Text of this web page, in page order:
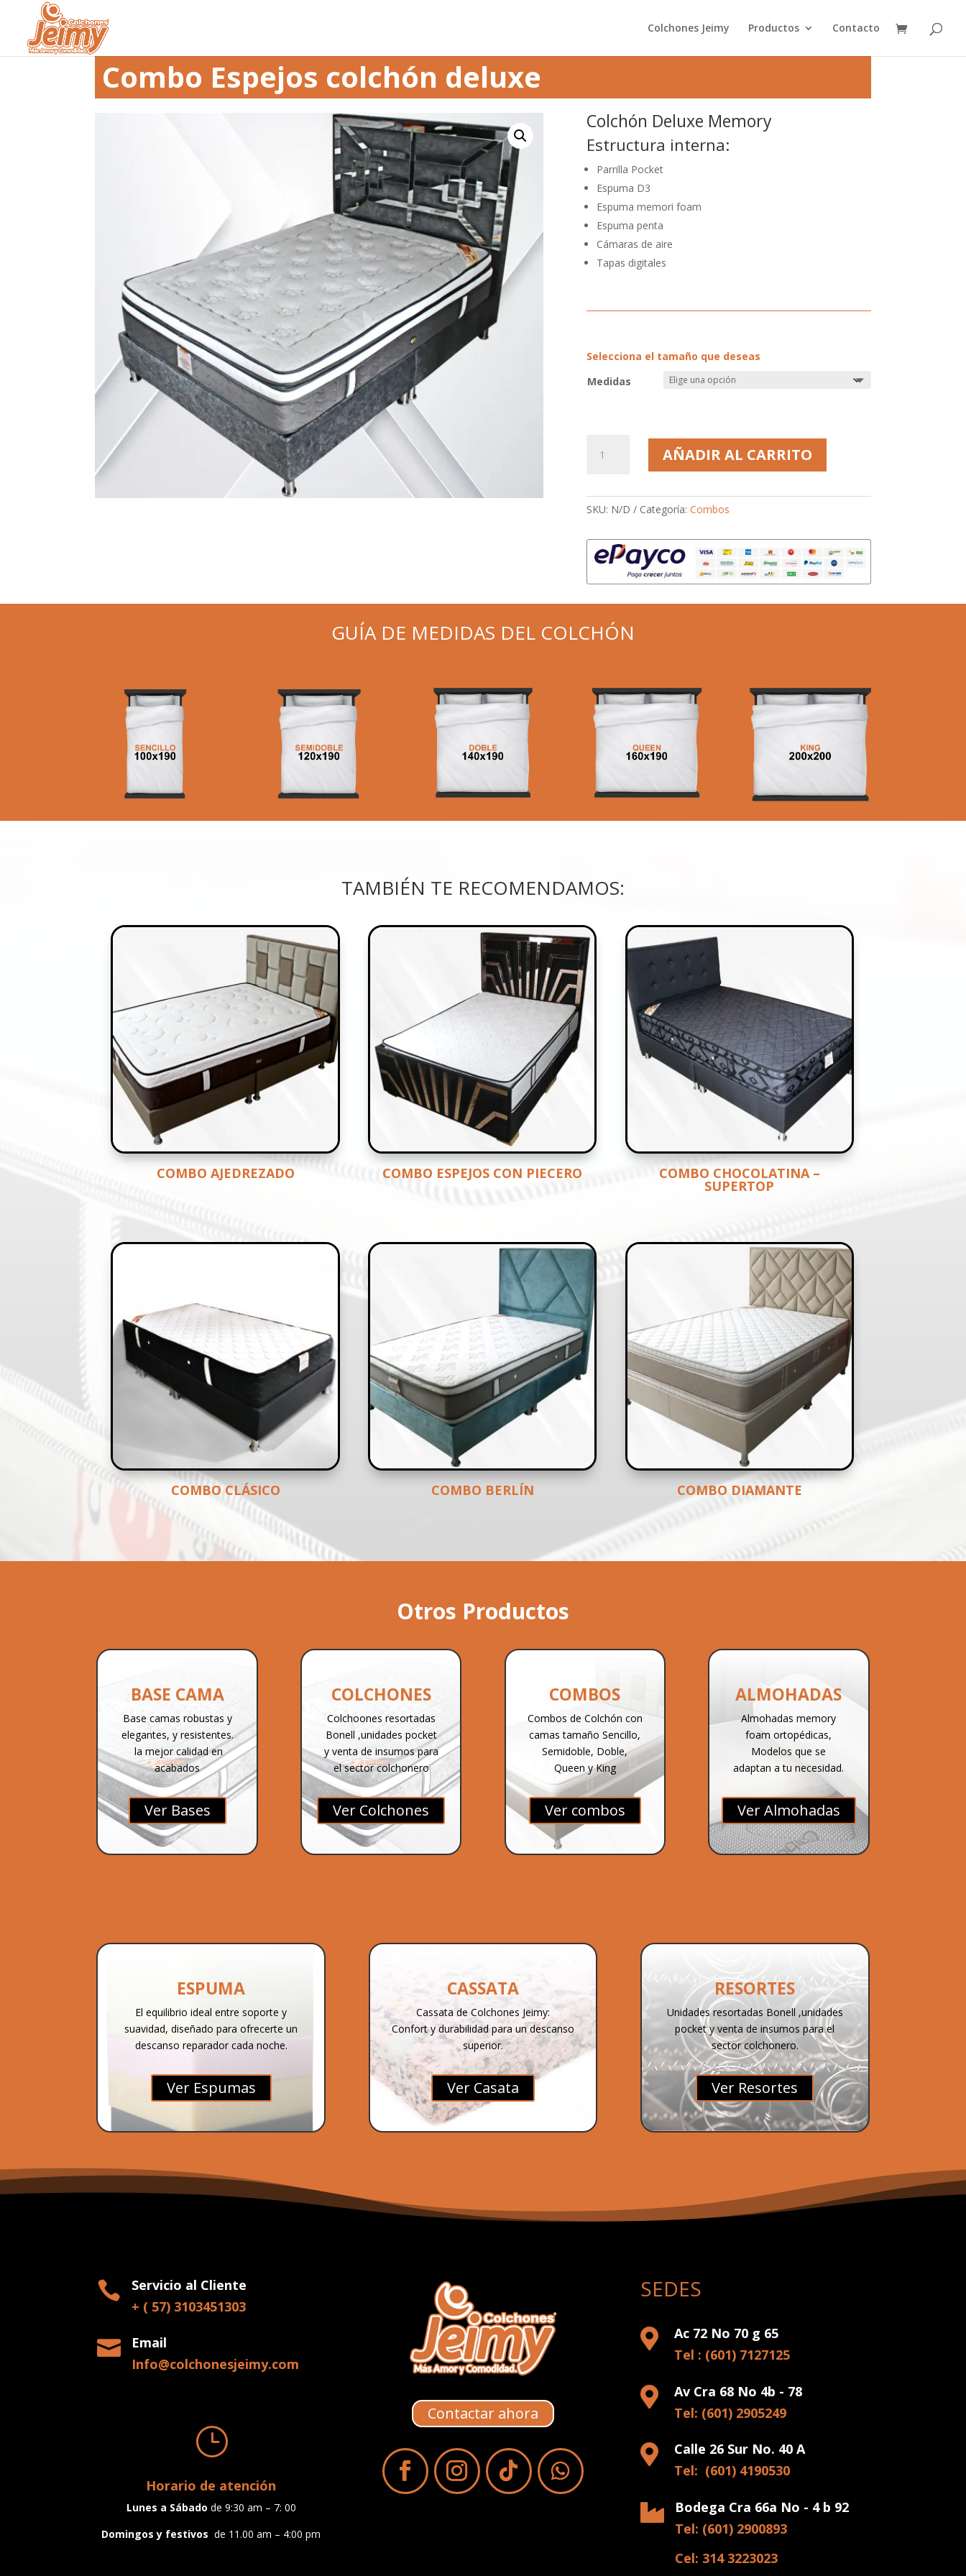
Colchones Jeimy Productos Contacto
Combo Espejos colchón deluxe
Colchón Deluxe Memory
Estructura interna:
Parrilla Pocket
Espuma D3
Espuma memori foam
Espuma penta
Cámaras de aire
Tapas digitales
Selecciona el tamaño que deseas
Medidas
Espejos
cantidad
AÑADIR AL CARRITO
SKU: N/D Categoría: Combos
GUÍA DE MEDIDAS DEL COLCHÓN
TAMBIÉN TE RECOMENDAMOS:
COMBO AJEDREZADO COMBO ESPEJOS CON PIECERO COMBO CHOCOLATINA –
SUPERTOP
COMBO CLÁSICO COMBO BERLÍN COMBO DIAMANTE
Otros Productos
BASE CAMA
Base camas robustas y
elegantes, y resistentes.
la mejor calidad en
acabados
Ver Bases
COLCHONES
Colchoones resortadas
Bonell ,unidades pocket
y venta de insumos para
el sector colchonero
Ver Colchones
COMBOS
Combos de Colchón con
camas tamaño Sencillo,
Semidoble, Doble,
Queen y King
Ver combos
ALMOHADAS
Almohadas memory
foam ortopédicas,
Modelos que se
adaptan a tu necesidad.
Ver Almohadas
ESPUMA
El equilibrio ideal entre soporte y
suavidad, diseñado para ofrecerte un
descanso reparador cada noche.
Ver Espumas
CASSATA
Cassata de Colchones Jeimy:
Confort y durabilidad para un descanso
superior.
Ver Casata
RESORTES
Unidades resortadas Bonell ,unidades
pocket y venta de insumos para el
sector colchonero.
Ver Resortes

Servicio al Cliente
+ ( 57) 3103451303

Email
Info@colchonesjeimy.com
}
Horario de atención
Lunes a Sábado de 9:30 am – 7: 00
Domingos y festivos de 11.00 am – 4:00 pm
Contactar ahora
SEDES

Ac 72 No 70 g 65
Tel : (601) 7127125

Av Cra 68 No 4b - 78
Tel: (601) 2905249

Calle 26 Sur No. 40 A
Tel: (601) 4190530

Bodega Cra 66a No - 4 b 92
Tel: (601) 2900893
Cel: 314 3223023